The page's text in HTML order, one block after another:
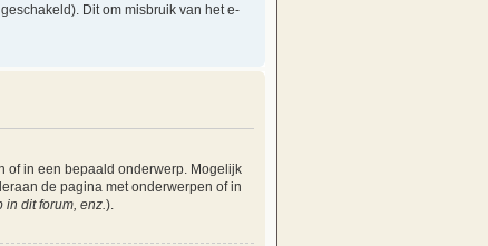
Dit om misbruik van het e-
of in een bepaald onderwerp. Mogelijk
de pagina met onderwerpen of in
dit forum, enz. ).